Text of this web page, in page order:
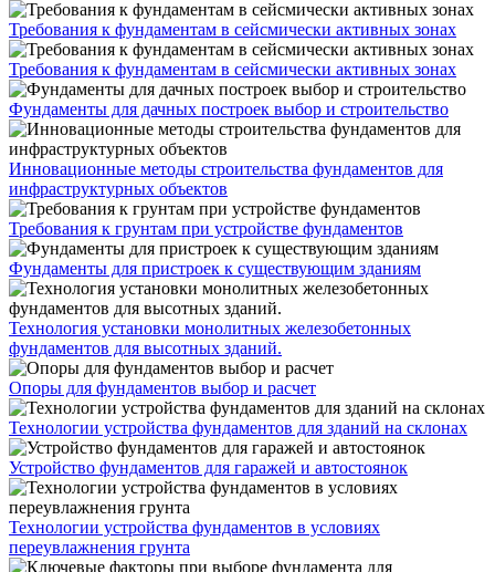
Требования к фундаментам в сейсмически активных зонах
Требования к фундаментам в сейсмически активных зонах
Фундаменты для дачных построек выбор и строительство
Инновационные методы строительства фундаментов для
инфраструктурных объектов
Требования к грунтам при устройстве фундаментов
Фундаменты для пристроек к существующим зданиям
Технология установки монолитных железобетонных
фундаментов для высотных зданий.
Опоры для фундаментов выбор и расчет
Технологии устройства фундаментов для зданий на склонах
Устройство фундаментов для гаражей и автостоянок
Технологии устройства фундаментов в условиях
переувлажнения грунта